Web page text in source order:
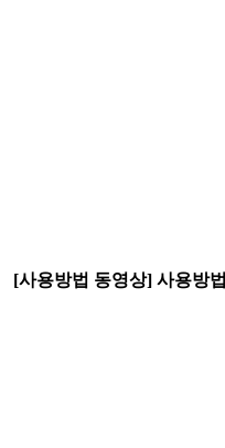
[사용방법 동영상] 사용방법